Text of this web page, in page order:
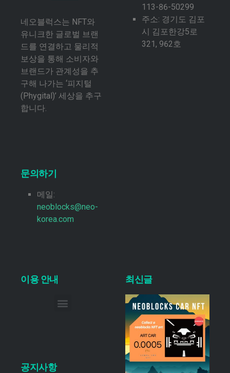
네오블럭스는 NFT와
유니크한 글로벌 브랜
드를 연결하고 물리적
보상을 통해 소비자와
브랜드가 관계성을 추
구해 나가는 ‘피지털
(Phygital)’ 세상을 추구
합니다.
문의하기
메일:
neoblocks@neo-
korea.com
113-86-50299
주소: 경기도 김포
시 김포한강5로
321, 962호
이용 안내
공지사항
최신글